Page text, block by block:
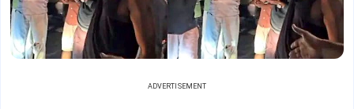
ADVERTISEMENT